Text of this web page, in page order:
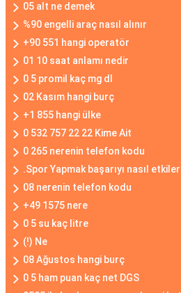
05 alt ne demek
%90 engelli araç nasıl alınır
+90 551 hangi operatör
01 10 saat anlamı nedir
0 5 promil kaç mg dl
02 Kasım hangi burç
+1 855 hangi ülke
0 532 757 22 22 Kime Ait
0 265 nerenin telefon kodu
.Spor Yapmak başarıyı nasıl etkiler
08 nerenin telefon kodu
+49 1575 nere
0 5 su kaç litre
(!) Ne
08 Ağustos hangi burç
0 5 ham puan kaç net DGS